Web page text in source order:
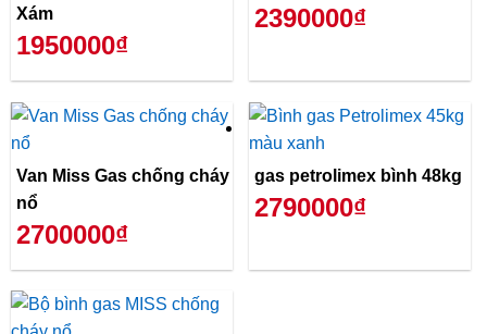
Xám
1950000₫
2390000₫
Van Miss Gas chống cháy
nổ
2700000₫
gas petrolimex bình 48kg
2790000₫